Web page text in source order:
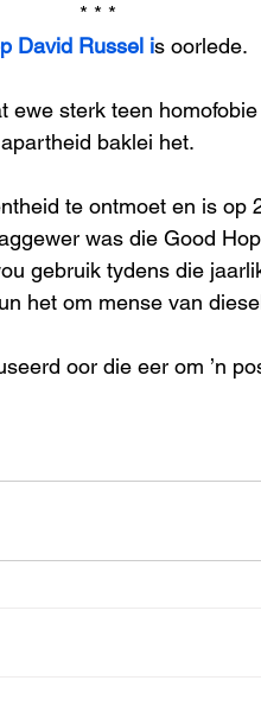
* * *
David Russel is oorlede.
ewe sterk teen
apartheid baklei het.
te ontmoet en is op
was die Good
gebruik tydens die
het om mense van
oor die eer om ’n